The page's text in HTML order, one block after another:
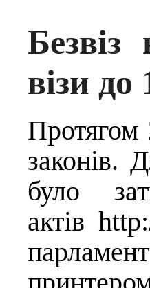
візи
Протягом
законів.
було
актів